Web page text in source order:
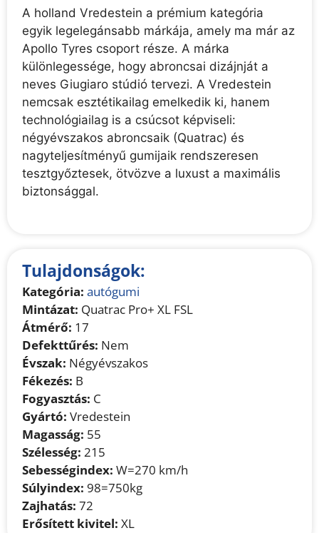
A holland Vredestein a prémium kategória
egyik legelegánsabb márkája, amely ma már az
Apollo Tyres csoport része. A márka
különlegessége, hogy abroncsai dizájnját a
neves Giugiaro stúdió tervezi. A Vredestein
nemcsak esztétikailag emelkedik ki, hanem
technológiailag is a csúcsot képviseli:
négyévszakos abroncsaik (Quatrac) és
nagyteljesítményű gumijaik rendszeresen
tesztgyőztesek, ötvözve a luxust a maximális
biztonsággal.
Tulajdonságok:
Kategória: autógumi
Mintázat: Quatrac Pro+ XL FSL
Átmérő: 17
Defekttűrés: Nem
Évszak: Négyévszakos
Fékezés: B
Fogyasztás: C
Gyártó: Vredestein
Magasság: 55
Szélesség: 215
Sebességindex: W=270 km/h
Súlyindex: 98=750kg
Zajhatás: 72
Erősített kivitel: XL